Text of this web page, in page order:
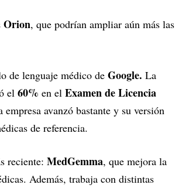
Orion, que podrían ampliar aún más las
de lenguaje médico de Google. La
el 60% en el Examen de Licencia
empresa avanzó bastante y su versión
de referencia.
reciente: MedGemma, que mejora la
Además, trabaja con distintas